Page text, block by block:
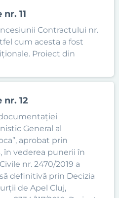
11
Contractului nr.
cum acesta a fost
Proiect din
12
General al
aprobat prin
în vederea punerii în
nr. 2470/2019 a
definitivă prin Decizia
de Apel Cluj,